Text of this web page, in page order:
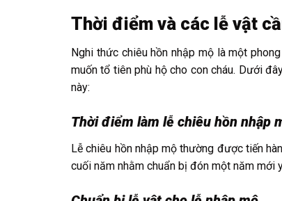
Thời điểm và các lễ vật
Nghi thức chiêu hồn nhập mộ là một
muốn tổ tiên phù hộ cho con cháu. Dưới
này:
Thời điểm làm lễ chiêu hồn nhập
Lễ chiêu hồn nhập mộ thường được tiến
cuối năm nhằm chuẩn bị đón một năm mới